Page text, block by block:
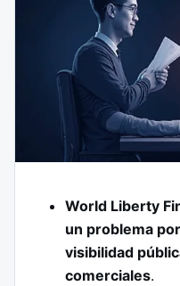
World Liberty
un problema
visibilidad
comerciales.